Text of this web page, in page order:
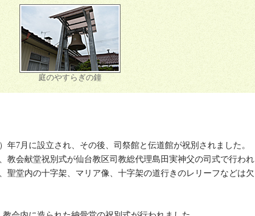
庭のやすらぎの鐘
年7月に設立され、その後、司祭館と伝道館が祝別されました。
教会献堂祝別式が仙台教区司教総代理島田実神父の司式で行われ
聖堂内の十字架、マリア像、十字架の道行きのレリーフなどは欠